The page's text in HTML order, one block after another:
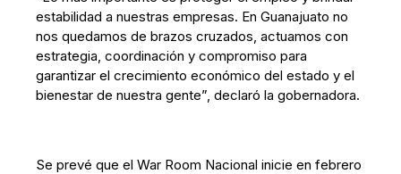
estabilidad a nuestras empresas. En Guanajuato no
nos quedamos de brazos cruzados, actuamos con
estrategia, coordinación y compromiso para
garantizar el crecimiento económico del estado y el
bienestar de nuestra gente”, declaró la gobernadora.
Se prevé que el War Room Nacional inicie en febrero